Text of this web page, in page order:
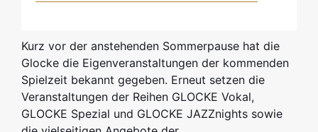
Kurz vor der anstehenden Sommerpause hat die
Glocke die Eigenveranstaltungen der kommenden
Spielzeit bekannt gegeben. Erneut setzen die
Veranstaltungen der Reihen GLOCKE Vokal,
GLOCKE Spezial und GLOCKE JAZZnights sowie